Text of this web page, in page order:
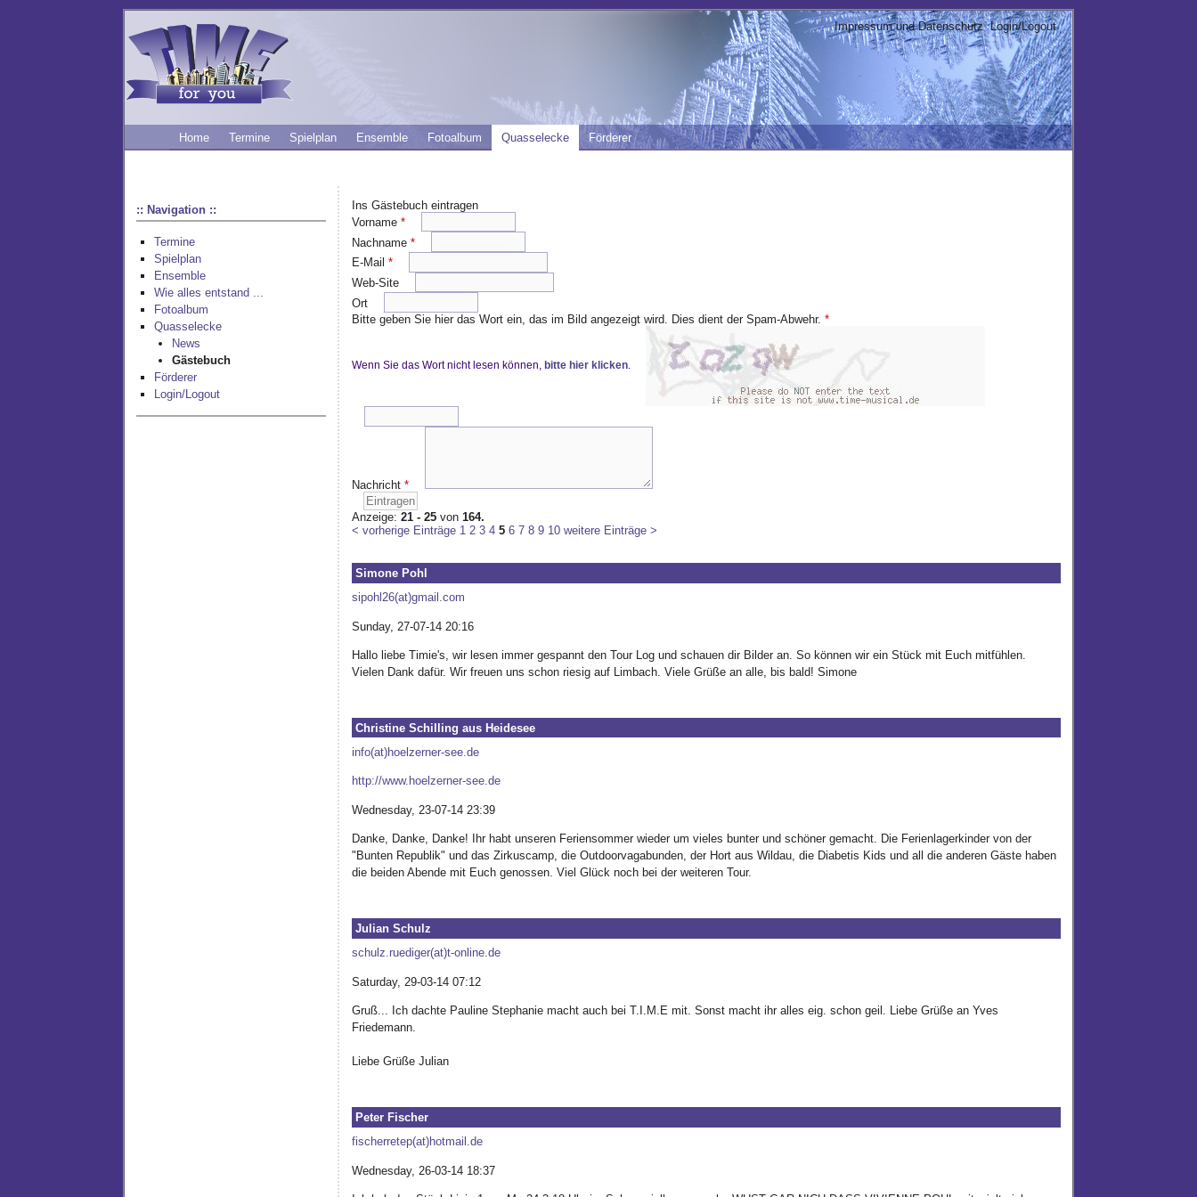
Impressum und Datenschutz Login/Logout
Home Termine Spielplan Ensemble Fotoalbum Quasselecke Förderer
:: Navigation ::
Termine
Spielplan
Ensemble
Wie alles entstand ...
Fotoalbum
Quasselecke
News
Gästebuch
Förderer
Login/Logout
Ins Gästebuch eintragen
Vorname *
Nachname *
E-Mail *
Web-Site
Ort
Bitte geben Sie hier das Wort ein, das im Bild angezeigt wird. Dies dient der Spam-Abwehr. *
Wenn Sie das Wort nicht lesen können, bitte hier klicken.
Nachricht *
Anzeige: 21 - 25 von 164.
< vorherige Einträge 1 2 3 4 5 6 7 8 9 10 weitere Einträge >
Simone Pohl
sipohl26(at)gmail.com
Sunday, 27-07-14 20:16
Hallo liebe Timie's, wir lesen immer gespannt den Tour Log und schauen dir Bilder an. So können wir ein Stück mit Euch mitfühlen.
Vielen Dank dafür. Wir freuen uns schon riesig auf Limbach. Viele Grüße an alle, bis bald! Simone
Christine Schilling aus Heidesee
info(at)hoelzerner-see.de
http://www.hoelzerner-see.de
Wednesday, 23-07-14 23:39
Danke, Danke, Danke! Ihr habt unseren Feriensommer wieder um vieles bunter und schöner gemacht. Die Ferienlagerkinder von der
"Bunten Republik" und das Zirkuscamp, die Outdoorvagabunden, der Hort aus Wildau, die Diabetis Kids und all die anderen Gäste haben
die beiden Abende mit Euch genossen. Viel Glück noch bei der weiteren Tour.
Julian Schulz
schulz.ruediger(at)t-online.de
Saturday, 29-03-14 07:12
Gruß... Ich dachte Pauline Stephanie macht auch bei T.I.M.E mit. Sonst macht ihr alles eig. schon geil. Liebe Grüße an Yves
Friedemann.
Liebe Grüße Julian
Peter Fischer
fischerretep(at)hotmail.de
Wednesday, 26-03-14 18:37